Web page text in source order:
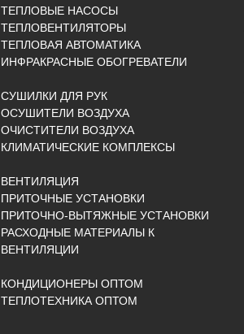
ТЕПЛОВЫЕ НАСОСЫ
ТЕПЛОВЕНТИЛЯТОРЫ
ТЕПЛОВАЯ АВТОМАТИКА
ИНФРАКРАСНЫЕ ОБОГРЕВАТЕЛИ
СУШИЛКИ ДЛЯ РУК
ОСУШИТЕЛИ ВОЗДУХА
ОЧИСТИТЕЛИ ВОЗДУХА
КЛИМАТИЧЕСКИЕ КОМПЛЕКСЫ
ВЕНТИЛЯЦИЯ
ПРИТОЧНЫЕ УСТАНОВКИ
ПРИТОЧНО-ВЫТЯЖНЫЕ УСТАНОВКИ
РАСХОДНЫЕ МАТЕРИАЛЫ К
ВЕНТИЛЯЦИИ
КОНДИЦИОНЕРЫ ОПТОМ
ТЕПЛОТЕХНИКА ОПТОМ